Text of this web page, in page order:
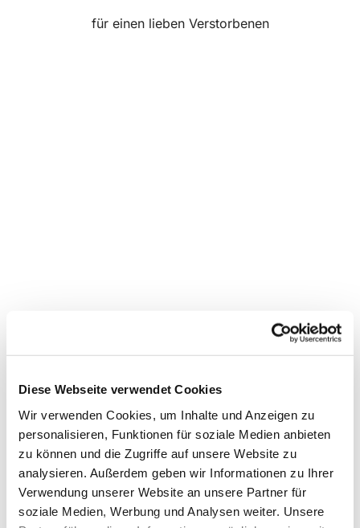
Diese Webseite verwendet Cookies
Wir verwenden Cookies, um Inhalte und Anzeigen zu
personalisieren, Funktionen für soziale Medien anbieten
zu können und die Zugriffe auf unsere Website zu
analysieren. Außerdem geben wir Informationen zu Ihrer
Verwendung unserer Website an unsere Partner für
soziale Medien, Werbung und Analysen weiter. Unsere
für einen lieben Verstorbenen
Dies könnte Sie auch
interessieren